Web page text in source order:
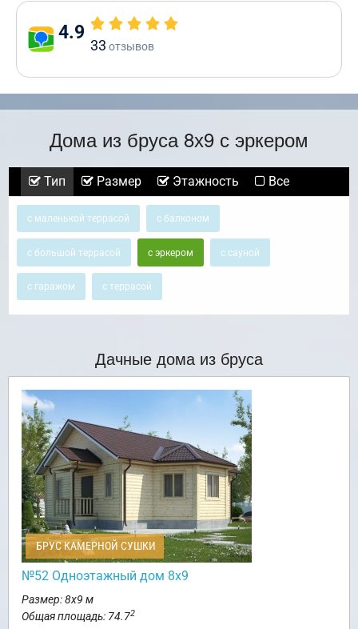
4.9
33 отзывов
Дома из бруса 8х9 с эркером
Тип Размер Этажность Все
с маленькой террасой с балконом
с большой террасой с эркером с сауной
с гаражом с террасой
Дачные дома из бруса
БРУС КАМЕРНОЙ СУШКИ
№52 Одноэтажный дом 8х9
Размер: 8х9 м
Общая площадь: 74.72